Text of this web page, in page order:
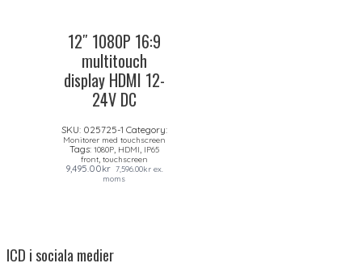
12″ 1080P 16:9
multitouch
display HDMI 12-
24V DC
SKU: 025725-1 Category:
Monitorer med touchscreen
Tags: 1080P, HDMI IP65
front, touchscreen
9,495.00kr 7,596.00krex.
moms
ICD i sociala medier